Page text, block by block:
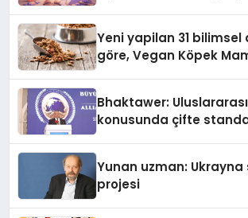
Yeni yapilan 31 bilimsel
göre, Vegan Köpek
Bhaktawer:
konusunda çifte
Yunan uzman: Ukrayna
projesi